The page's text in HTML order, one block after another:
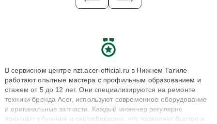
В сервисном центре nzt.acer-official.ru в Нижнем Тагиле
работают опытные мастера с профильным образованием и
стажем от 5 до 12 лет. Они специализируются на ремонте
техники бренда Acer, используют современное оборудование
и оригинальные запчасти. Каждый инженер регулярно
проходит обучение и сертификацию, что позволяет быстро и